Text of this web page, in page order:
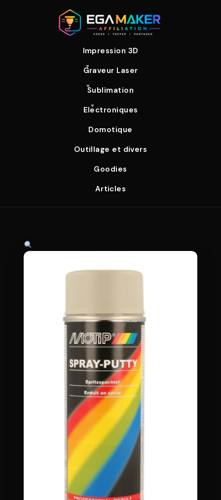
Impression 3D
Graveur Laser
Sublimation
Electroniques
Domotique
Outillage et divers
Goodies
Articles